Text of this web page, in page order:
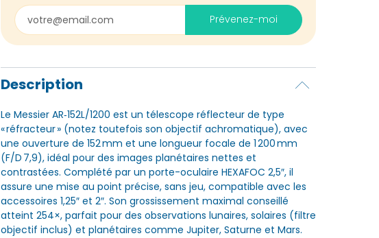
Prévenez-moi
Description
Le Messier AR‑152L/1200 est un télescope réflecteur de type
« réfracteur » (notez toutefois son objectif achromatique), avec
une ouverture de 152 mm et une longueur focale de 1 200 mm
(F/D 7,9), idéal pour des images planétaires nettes et
contrastées. Complété par un porte-oculaire HEXAFOC 2,5″, il
assure une mise au point précise, sans jeu, compatible avec les
accessoires 1,25″ et 2″. Son grossissement maximal conseillé
atteint 254×, parfait pour des observations lunaires, solaires (filtre
objectif inclus) et planétaires comme Jupiter, Saturne et Mars.